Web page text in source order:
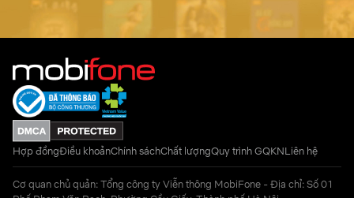
Hợp đồngĐiều khoảnChính sáchChất lượngQuy trình GQKNLiên hệ
Cơ quan chủ quản: Tổng công ty Viễn thông MobiFone - Địa chỉ: Số 01